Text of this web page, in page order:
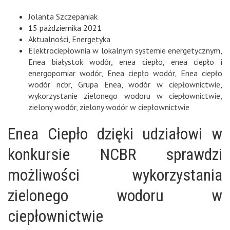
Jolanta Szczepaniak
15 października 2021
Aktualności Energetyka
Elektrociepłownia w lokalnym systemie energetycznym
Enea białystok wodór,enea ciepło
enea ciepło i
energopomiar wodór, Enea ciepło wodór, Enea ciepło
wodór ncbr, Grupa Enea ,wodór w ciepłownictwie
wykorzystanie zielonego wodoru w ciepłownictwie
zielony wodór, zielony wodór w ciepłownictwie
Enea Ciepło dzięki udziałowi w
konkursie NCBR sprawdzi
możliwości wykorzystania
zielonego wodoru w
ciepłownictwie